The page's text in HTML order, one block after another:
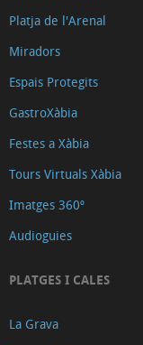
Platja de l'Arenal
Miradors
Espais Protegits
GastroXàbia
Festes a Xàbia
Tours Virtuals Xàbia
Imatges 360º
Audioguies
PLATGES I CALES
La Grava